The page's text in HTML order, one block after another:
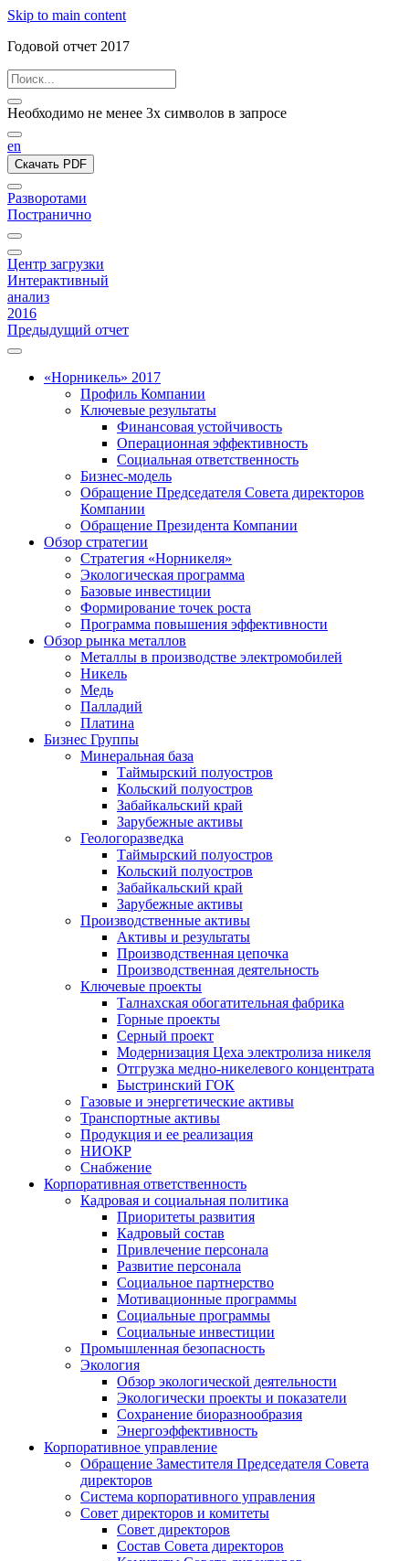
Skip to main content
Годовой отчет 2017
Необходимо не менее 3х символов в запросе
en
Скачать PDF
Разворотами
Постранично
Центр загрузки
Интерактивный
анализ
2016
Предыдущий отчет
«Норникель» 2017
Профиль Компании
Ключевые результаты
Финансовая устойчивость
Операционная эффективность
Социальная ответственность
Бизнес-модель
Обращение Председателя Совета директоров
Компании
Обращение Президента Компании
Обзор стратегии
Стратегия «Норникеля»
Экологическая программа
Базовые инвестиции
Формирование точек роста
Программа повышения эффективности
Обзор рынка металлов
Металлы в производстве электромобилей
Никель
Медь
Палладий
Платина
Бизнес Группы
Минеральная база
Таймырский полуостров
Кольский полуостров
Забайкальский край
Зарубежные активы
Геологоразведка
Таймырский полуостров
Кольский полуостров
Забайкальский край
Зарубежные активы
Производственные активы
Активы и результаты
Производственная цепочка
Производственная деятельность
Ключевые проекты
Талнахская обогатительная фабрика
Горные проекты
Серный проект
Модернизация Цеха электролиза никеля
Отгрузка медно-никелевого концентрата
Быстринский ГОК
Газовые и энергетические активы
Транспортные активы
Продукция и ее реализация
НИОКР
Снабжение
Корпоративная ответственность
Кадровая и социальная политика
Приоритеты развития
Кадровый состав
Привлечение персонала
Развитие персонала
Социальное партнерство
Мотивационные программы
Социальные программы
Социальные инвестиции
Промышленная безопасность
Экология
Обзор экологической деятельности
Экологически проекты и показатели
Сохранение биоразнообразия
Энергоэффективность
Корпоративное управление
Обращение Заместителя Председателя Совета
директоров
Система корпоративного управления
Совет директоров и комитеты
Совет директоров
Состав Совета директоров